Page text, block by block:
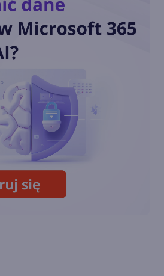
Call of Duty: Black Ops 6 od
Zagramy w posiadane gry w
ramach Xbox Cloud Gaming